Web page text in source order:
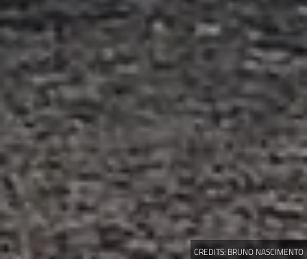
CREDITS: BRUNO NASCIMENTO